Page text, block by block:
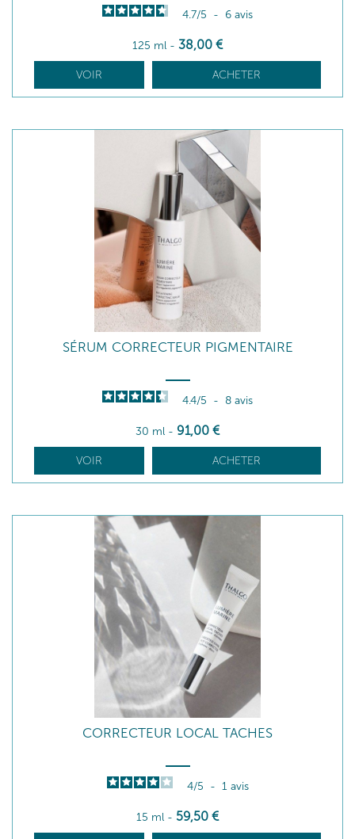
4.7/5 - 6 avis
125 ml - 38,00 €
VOIR ACHETER
SÉRUM CORRECTEUR PIGMENTAIRE
4.4/5 - 8 avis
30 ml - 91,00 €
VOIR ACHETER
CORRECTEUR LOCAL TACHES
4/5 - 1 avis
15 ml - 59,50 €